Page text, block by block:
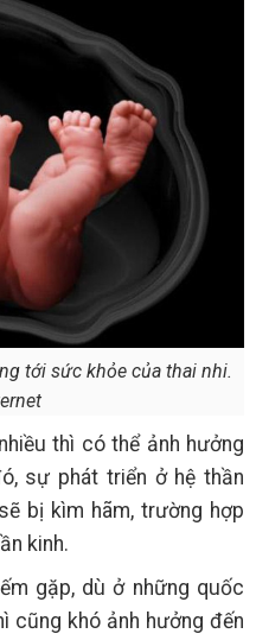
tới sức khỏe của thai nhi.
thì có thể ảnh hưởng
sự phát triển ở hệ thần
bị kìm hãm, trường hợp
kinh.
gặp, dù ở những quốc
cũng khó ảnh hưởng đến